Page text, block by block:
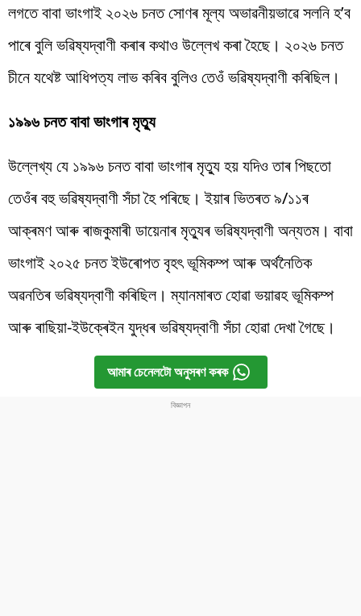
লগতে বাবা ভাংগাই ২০২৬ চনত সোণৰ মূল্য অভাৱনীয়ভাৱে সলনি হ’ব
পাৰে বুলি ভৱিষ্যদ্বাণী কৰাৰ কথাও উল্লেখ কৰা হৈছে। ২০২৬ চনত
চীনে যথেষ্ট আধিপত্য লাভ কৰিব বুলিও তেওঁ ভৱিষ্যদ্বাণী কৰিছিল।
১৯৯৬ চনত বাবা ভাংগাৰ মৃত্যু
উল্লেখ্য যে ১৯৯৬ চনত বাবা ভাংগাৰ মৃত্যু হয় যদিও তাৰ পিছতো
তেওঁৰ বহু ভৱিষ্যদ্বাণী সঁচা হৈ পৰিছে। ইয়াৰ ভিতৰত ৯/১১ৰ
আক্ৰমণ আৰু ৰাজকুমাৰী ডায়েনাৰ মৃত্যুৰ ভৱিষ্যদ্বাণী অন্যতম। বাবা
ভাংগাই ২০২৫ চনত ইউৰোপত বৃহৎ ভূমিকম্প আৰু অৰ্থনৈতিক
অৱনতিৰ ভৱিষ্যদ্বাণী কৰিছিল। ম্যানমাৰত হোৱা ভয়াৱহ ভূমিকম্প
আৰু ৰাছিয়া-ইউক্ৰেইন যুদ্ধৰ ভৱিষ্যদ্বাণী সঁচা হোৱা দেখা গৈছে।
আমাৰ চেনেলটো অনুসৰণ কৰক